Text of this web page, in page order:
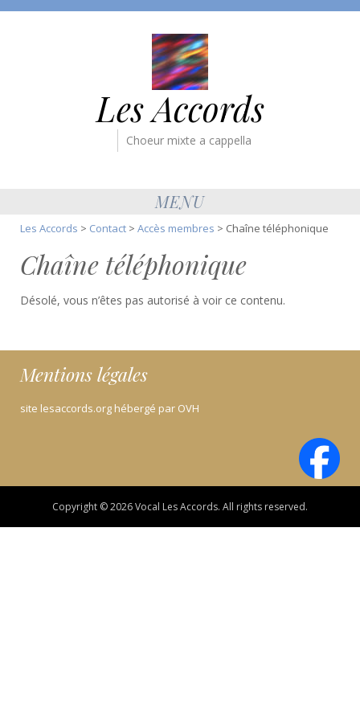
Les Accords
Choeur mixte a cappella
MENU
Les Accords > Contact > Accès membres > Chaîne téléphonique
Chaîne téléphonique
Désolé, vous n’êtes pas autorisé à voir ce contenu.
Mentions légales
site lesaccords.org hébergé par OVH
Copyright © 2026 Vocal Les Accords. All rights reserved.